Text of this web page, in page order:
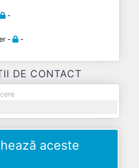
-
- -
DE CONTACT
aceste